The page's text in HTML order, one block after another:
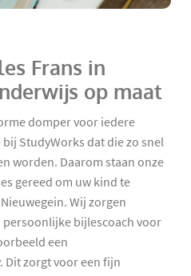
Frans in
op maat
domper voor iedere
StudyWorks dat die zo snel
worden. Daarom staan onze
gereed om uw kind te
Wij zorgen
bijlescoach voor
een
Dit zorgt voor een fijn